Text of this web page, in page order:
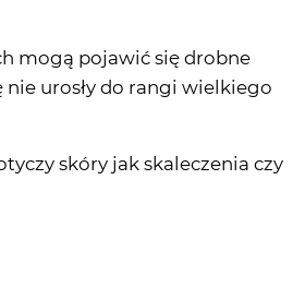
mogą pojawić się drobne
urosły do rangi wielkiego
skóry jak skaleczenia czy